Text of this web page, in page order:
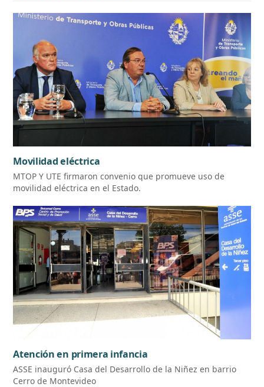
Movilidad eléctrica
MTOP Y UTE firmaron convenio que promueve uso de
movilidad eléctrica en el Estado.
Atención en primera infancia
ASSE inauguró Casa del Desarrollo de la Niñez en barrio
Cerro de Montevideo